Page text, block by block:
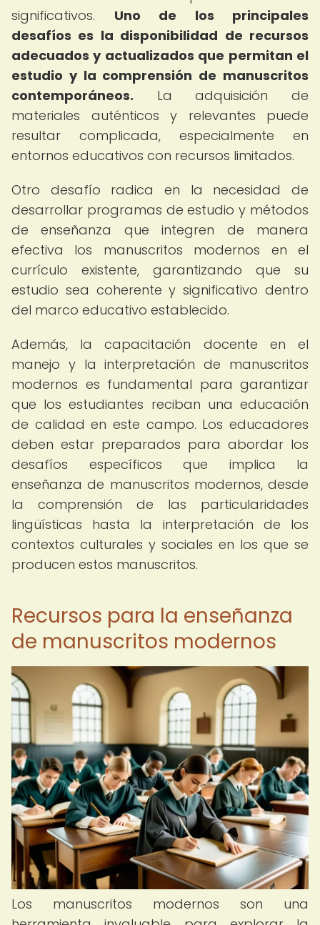
significativos. Uno de los principales
desafíos es la disponibilidad de recursos
adecuados y actualizados que permitan el
estudio y la comprensión de manuscritos
contemporáneos. La adquisición de
materiales auténticos y relevantes puede
resultar complicada, especialmente en
entornos educativos con recursos limitados.
Otro desafío radica en la necesidad de
desarrollar programas de estudio y métodos
de enseñanza que integren de manera
efectiva los manuscritos modernos en el
currículo existente, garantizando que su
estudio sea coherente y significativo dentro
del marco educativo establecido.
Además, la capacitación docente en el
manejo y la interpretación de manuscritos
modernos es fundamental para garantizar
que los estudiantes reciban una educación
de calidad en este campo. Los educadores
deben estar preparados para abordar los
desafíos específicos que implica la
enseñanza de manuscritos modernos, desde
la comprensión de las particularidades
lingüísticas hasta la interpretación de los
contextos culturales y sociales en los que se
producen estos manuscritos.
Recursos para la enseñanza
de manuscritos modernos
Los manuscritos modernos son una